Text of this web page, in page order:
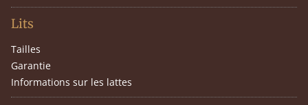
Lits
Tailles
Garantie
Informations sur les lattes